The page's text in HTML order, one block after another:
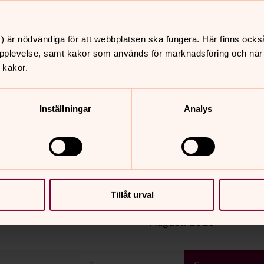
är nödvändiga för att webbplatsen ska fungera. Här finns
samt kakor som används för marknadsföring och
Inställningar Analys
Tillåt urval
och tända ljus. Nattvard firas.
och helgdagar. I högmässan
och vinet är alkoholfritt. Efteråt
60 minuter.
augusti 2026